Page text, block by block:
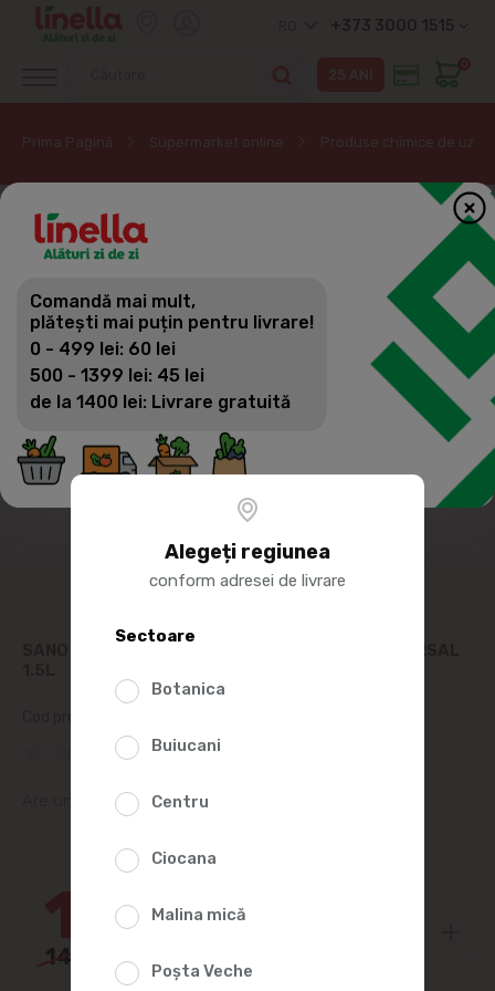
Alegeți regiunea
conform adresei de livrare
Sectoare
Botanica
Buiucani
Centru
Ciocana
Malina mică
Poșta Veche
Prima Pagină Supermarket online Produse chimice de uz
(0 Recenzii)
Are un parfum de lavandă
13755
144
5%
Comandă mai mult,
plătești mai puțin pentru livrare!
0 - 499 lei: 60 lei
500 - 1399 lei: 45 lei
de la 1400 lei: Livrare gratuită